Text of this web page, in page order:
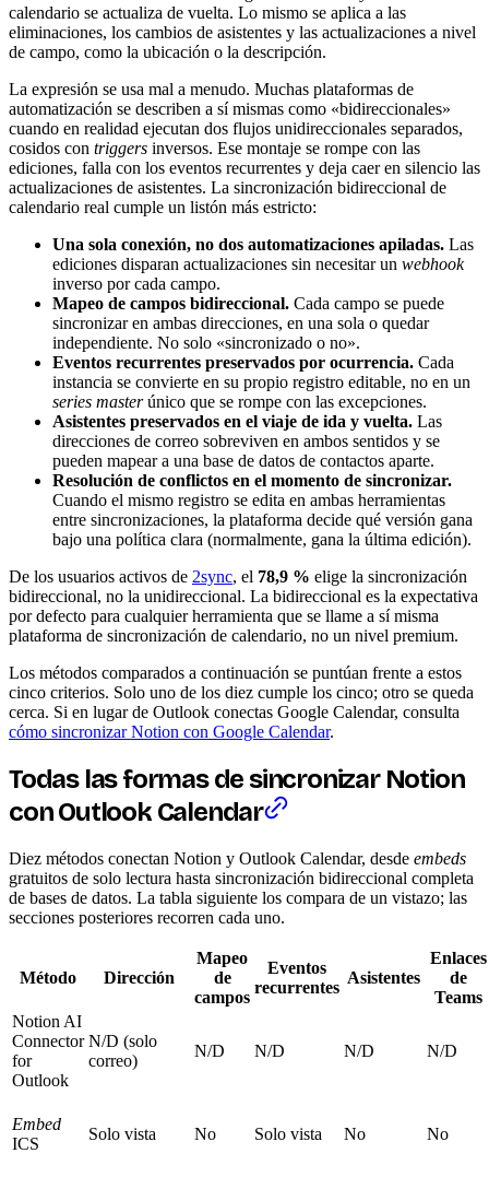
calendario se actualiza de vuelta. Lo mismo se aplica a las
eliminaciones, los cambios de asistentes y las actualizaciones a nivel
de campo, como la ubicación o la descripción.
La expresión se usa mal a menudo. Muchas plataformas de
automatización se describen a sí mismas como «bidireccionales»
cuando en realidad ejecutan dos flujos unidireccionales separados,
cosidos con triggers inversos. Ese montaje se rompe con las
ediciones, falla con los eventos recurrentes y deja caer en silencio las
actualizaciones de asistentes. La sincronización bidireccional de
calendario real cumple un listón más estricto:
Una sola conexión, no dos automatizaciones apiladas. Las
ediciones disparan actualizaciones sin necesitar un webhook
inverso por cada campo.
Mapeo de campos bidireccional. Cada campo se puede
sincronizar en ambas direcciones, en una sola o quedar
independiente. No solo «sincronizado o no».
Eventos recurrentes preservados por ocurrencia. Cada
instancia se convierte en su propio registro editable, no en un
series masterúnico que se rompe con las excepciones.
Asistentes preservados en el viaje de ida y vuelta. Las
direcciones de correo sobreviven en ambos sentidos y se
pueden mapear a una base de datos de contactos aparte.
Resolución de conflictos en el momento de sincronizar.
Cuando el mismo registro se edita en ambas herramientas
entre sincronizaciones, la plataforma decide qué versión gana
bajo una política clara (normalmente, gana la última edición).
De los usuarios activos de 2sync, el 78,9 % elige la sincronización
bidireccional, no la unidireccional. La bidireccional es la expectativa
por defecto para cualquier herramienta que se llame a sí misma
plataforma de sincronización de calendario, no un nivel premium.
Los métodos comparados a continuación se puntúan frente a estos
cinco criterios. Solo uno de los diez cumple los cinco; otro se queda
cerca. Si en lugar de Outlook conectas Google Calendar, consulta
cómo sincronizar Notion con Google Calendar.
Todas las formas de sincronizar Notion
con Outlook Calendar
Diez métodos conectan Notion y Outlook Calendar, desde embeds
gratuitos de solo lectura hasta sincronización bidireccional completa
de bases de datos. La tabla siguiente los compara de un vistazo; las
secciones posteriores recorren cada uno.
Método Dirección
Mapeo
de
campos
Eventos
recurrentes
Asistentes
Enlaces
de
Teams
Notion AI
Connector
for
Outlook
N/D (solo
correo)
N/D N/D N/D N/D
Embed
ICS
Solo vista No Solo vista No No